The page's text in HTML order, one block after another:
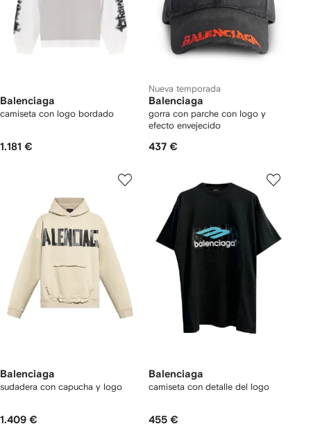
Balenciaga
camiseta con logo bordado
1.181 €
Nueva temporada
Balenciaga
gorra con parche con logo y
efecto envejecido
437 €
Balenciaga
sudadera con capucha y logo
1.409 €
Balenciaga
camiseta con detalle del logo
455 €